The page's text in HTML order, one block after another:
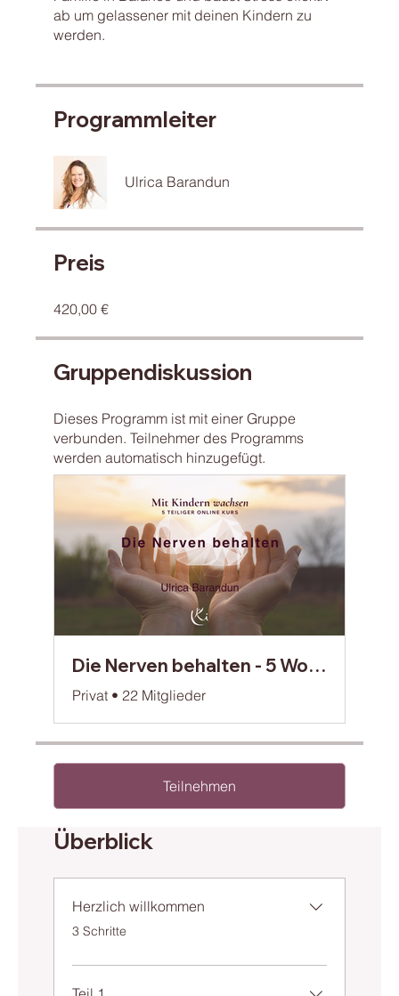
ab um gelassener mit deinen Kindern zu
werden.
Programmleiter
Ulrica Barandun
Preis
420,00 €
Gruppendiskussion
Dieses Programm ist mit einer Gruppe
verbunden. Teilnehmer des Programms
werden automatisch hinzugefügt.
Die Nerven behalten - 5 Wochen Kurs
Privat• 22 Mitglieder
Teilnehmen
Überblick
Herzlich willkommen
.3 Schritte